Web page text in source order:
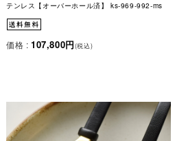
テンレス【オーバーホール済】 ks-969-992-ms
価格 : 107,800円(税込)